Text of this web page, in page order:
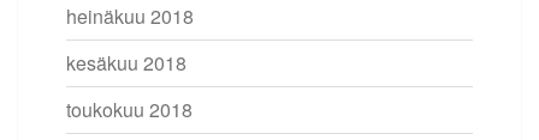
heinäkuu 2018
kesäkuu 2018
toukokuu 2018